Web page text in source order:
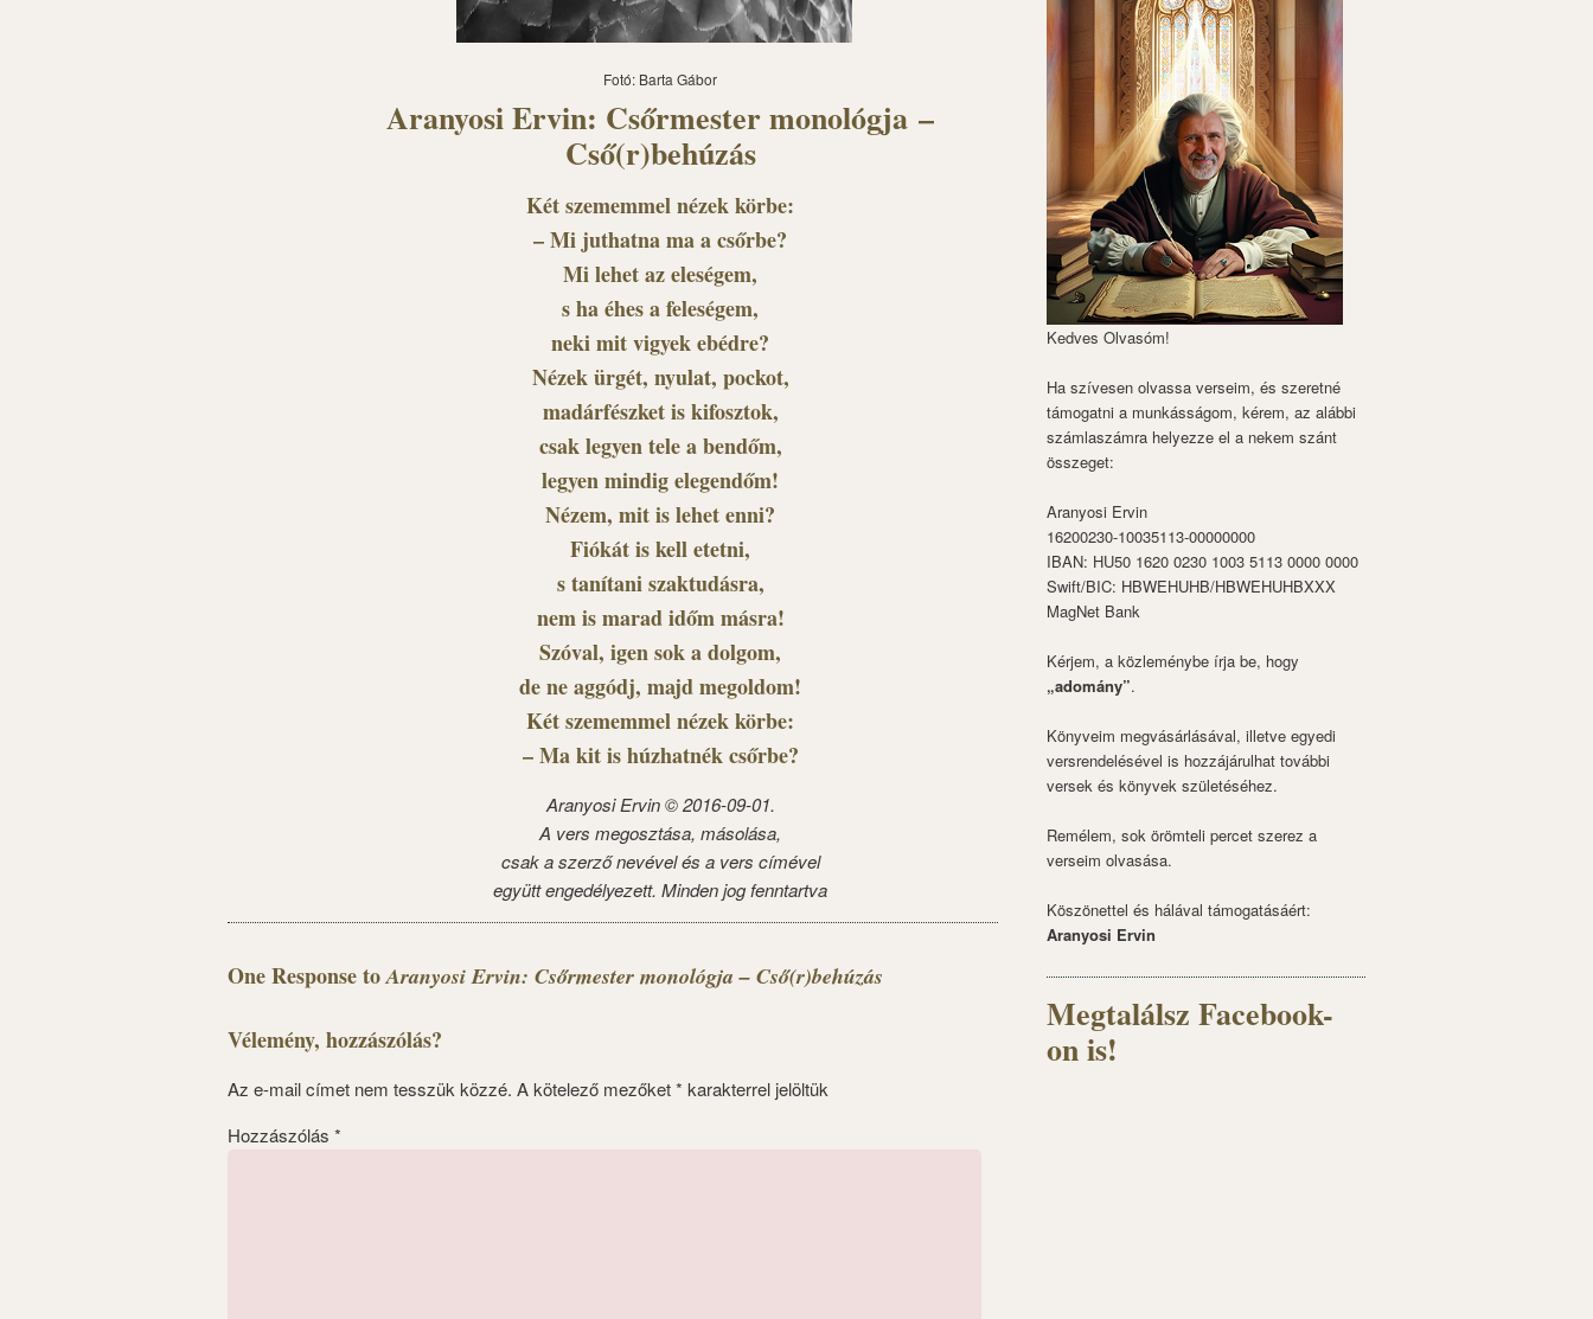
Fotó: Barta Gábor
Aranyosi Ervin: Csőrmester monológja –
Cső(r)behúzás
Két szememmel nézek körbe:
– Mi juthatna ma a csőrbe?
Mi lehet az eleségem,
s ha éhes a feleségem,
neki mit vigyek ebédre?
Nézek ürgét, nyulat, pockot,
madárfészket is kifosztok,
csak legyen tele a bendőm,
legyen mindig elegendőm!
Nézem, mit is lehet enni?
Fiókát is kell etetni,
s tanítani szaktudásra,
nem is marad időm másra!
Szóval, igen sok a dolgom,
de ne aggódj, majd megoldom!
Két szememmel nézek körbe:
– Ma kit is húzhatnék csőrbe?
Aranyosi Ervin © 2016-09-01.
A vers megosztása, másolása,
csak a szerző nevével és a vers címével
együtt engedélyezett. Minden jog fenntartva
One Response toAranyosi Ervin: Csőrmester monológja – Cső(r)behúzás
Vélemény, hozzászólás?
Az e-mail címet nem tesszük közzé. A kötelező mezőket* karakterrel jelöltük
Hozzászólás *
Kedves Olvasóm!
Ha szívesen olvassa verseim, és szeretné
támogatni a munkásságom, kérem, az alábbi
számlaszámra helyezze el a nekem szánt
összeget:
Aranyosi Ervin
16200230-10035113-00000000
IBAN: HU50 1620 0230 1003 5113 0000 0000
Swift/BIC: HBWEHUHB/HBWEHUHBXXX
MagNet Bank
Kérjem, a közleménybe írja be, hogy
„adomány”.
Könyveim megvásárlásával, illetve egyedi
versrendelésével is hozzájárulhat további
versek és könyvek születéséhez.
Remélem, sok örömteli percet szerez a
verseim olvasása.
Köszönettel és hálával támogatásáért:
Aranyosi Ervin
Megtalálsz Facebook-
on is!